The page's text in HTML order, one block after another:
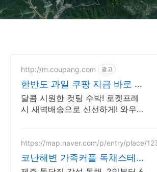
http://m.coupang.com 광고
한반도 과일 쿠팡 지금 바로 만
나보세요
달콤 시원한 컷팅 수박! 로켓프레
시 새벽배송으로 신선하게! 와우회
https://map.naver.com/p/entry/place/
코난해변 가족커플 독채스테이
월정리 근처 감성 독채 2채